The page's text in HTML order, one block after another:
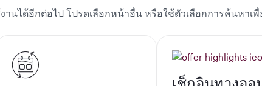
านได้อีกต่อไป โปรดเลือกหน้าอื่น หรือใช้ตัวเลือกการค้นหา